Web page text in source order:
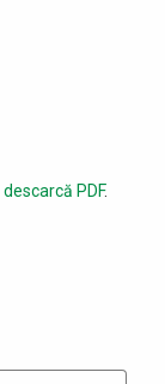
descarcă PDF.